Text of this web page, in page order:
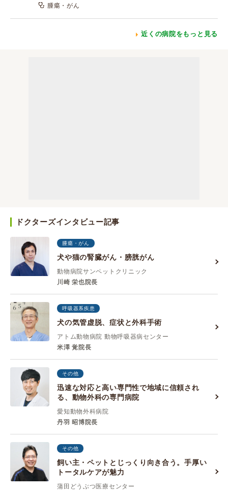
腫瘍・がん
近くの病院をもっと見る
ドクターズインタビュー記事
腫瘍・がん
犬や猫の腎臓がん・膀胱がん
動物病院サンペットクリニック
川崎 栄也院長
呼吸器系疾患
犬の気管虚脱、症状と外科手術
アトム動物病院 動物呼吸器病センター
米澤 覚院長
その他
迅速な対応と高い専門性で地域に信頼され
る、動物外科の専門病院
愛知動物外科病院
丹羽 昭博院長
その他
飼い主・ペットとじっくり向き合う。手厚い
トータルケアが魅力
蒲田どうぶつ医療センター